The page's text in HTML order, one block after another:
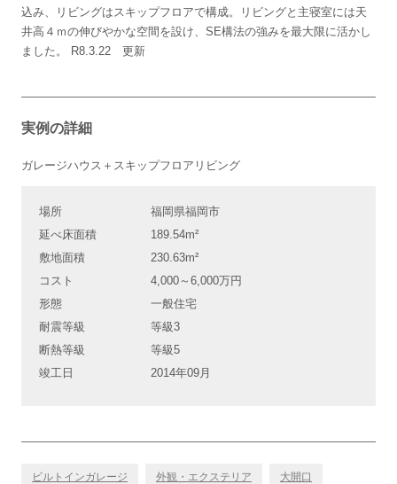
込み、リビングはスキップフロアで構成。リビングと主寝室には天
井高４ｍの伸びやかな空間を設け、SE構法の強みを最大限に活かし
ました。 R8.3.22 更新
実例の詳細
ガレージハウス＋スキップフロアリビング
場所
福岡県福岡市
延べ床面積
189.54m²
敷地面積
230.63m²
コスト
4,000～6,000万円
形態
一般住宅
耐震等級
等級3
断熱等級
等級5
竣工日
2014年09月
ビルトインガレージ 外観・エクステリア 大開口